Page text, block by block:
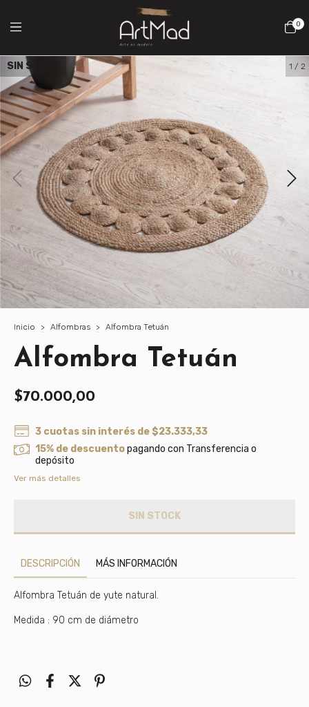
0
SIN STOCK 1 / 2
Inicio > Alfombras > Alfombra Tetuán
Alfombra Tetuán
$70.000,00
3 cuotas sin interés de$23.333,33
15% de descuentopagando con Transferencia o
depósito
Ver más detalles
DESCRIPCIÓN MÁS INFORMACIÓN
Alfombra Tetuán de yute natural.
Medida : 90 cm de diámetro